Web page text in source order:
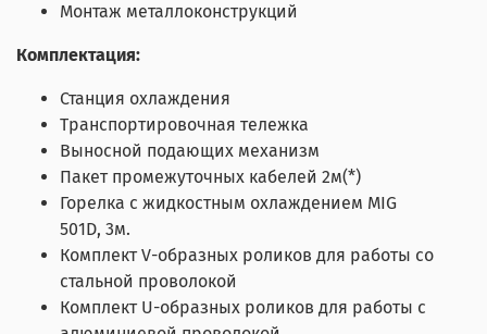
Монтаж металлоконструкций
Комплектация:
Станция охлаждения
Транспортировочная тележка
Выносной подающих механизм
Пакет промежуточных кабелей 2м(*)
Горелка с жидкостным охлаждением MIG
501D, 3м.
Комплект V-образных роликов для работы со
стальной проволокой
Комплект U-образных роликов для работы с